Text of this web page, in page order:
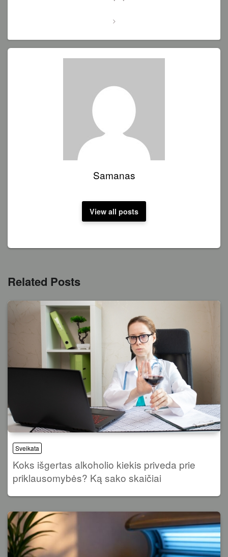
Samanas
View all posts
Related Posts
Sveikata
Koks išgertas alkoholio kiekis priveda prie
priklausomybės? Ką sako skaičiai